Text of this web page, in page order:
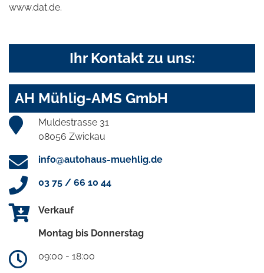
www.dat.de.
Ihr Kontakt zu uns:
AH Mühlig-AMS GmbH
Muldestrasse 31
08056 Zwickau
info@autohaus-muehlig.de
03 75 / 66 10 44
Verkauf
Montag bis Donnerstag
09:00 - 18:00